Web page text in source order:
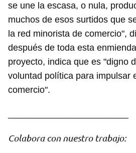
se une la escasa, o nula,
muchos de esos surtidos que
la red minorista de comercio",
después de toda esta
proyecto, indica que es "digno
voluntad política para impulsar
comercio".
Colabora con nuestro trabajo: